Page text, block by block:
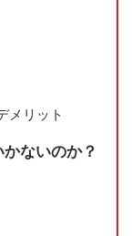
メリット
ないのか？